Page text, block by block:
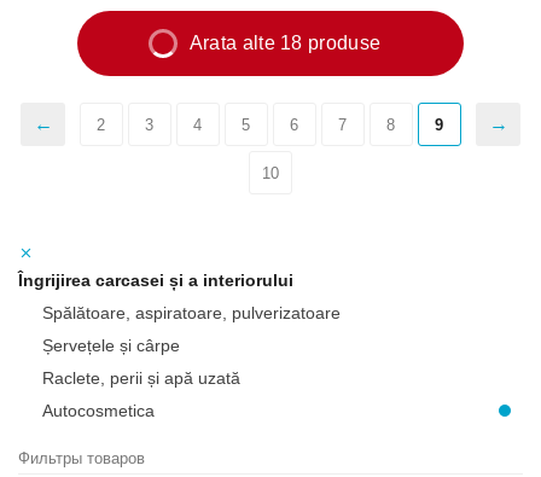
Arata alte 18 produse
2 3 4 5 6 7 8 9
10
Îngrijirea carcasei și a interiorului
Spălătoare, aspiratoare, pulverizatoare
Șervețele și cârpe
Raclete, perii și apă uzată
Autocosmetica
Фильтры товаров